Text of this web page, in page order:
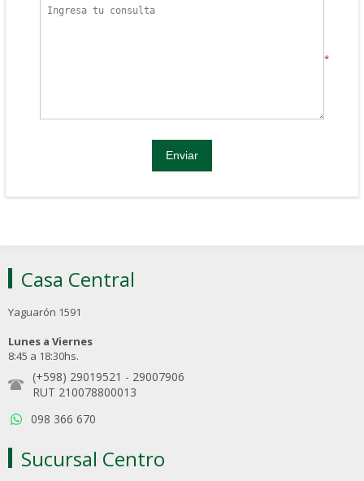
*
Casa Central
Yaguarón 1591
Lunes a Viernes
8:45 a 18:30hs.
(+598) 29019521 - 29007906
RUT 210078800013
098 366 670
Sucursal Centro